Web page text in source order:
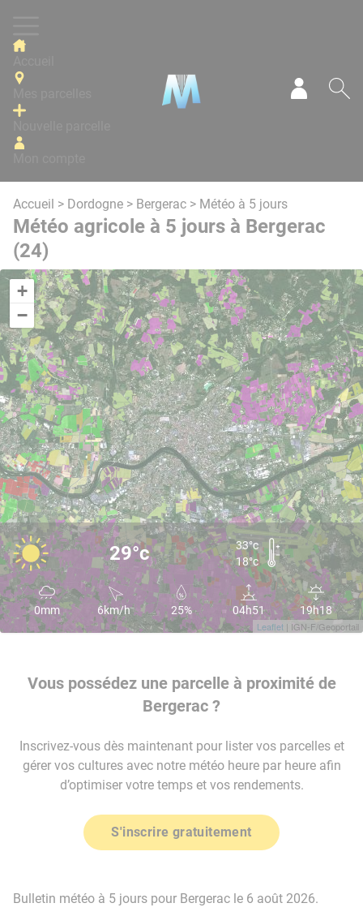
Accueil > Dordogne > Bergerac > Météo à 5 jours
Météo agricole à 5 jours à Bergerac
(24)
+
−
Leaflet | IGN-F/Geoportail
29°c
33°c
18°c
0mm 6km/h 25% 04h51 19h18
Vous possédez une parcelle à proximité de
Bergerac ?
Inscrivez-vous dès maintenant pour lister vos parcelles et
gérer vos cultures avec notre météo heure par heure afin
d’optimiser votre temps et vos rendements.
S'inscrire gratuitement
Bulletin météo à 5 jours pour Bergerac le 6 août 2026.